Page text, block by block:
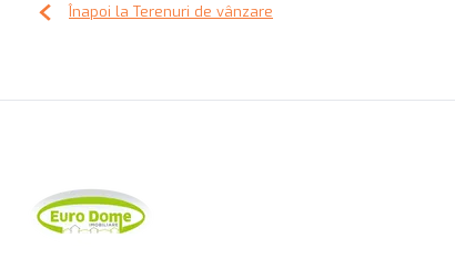
Înapoi la Terenuri de vânzare